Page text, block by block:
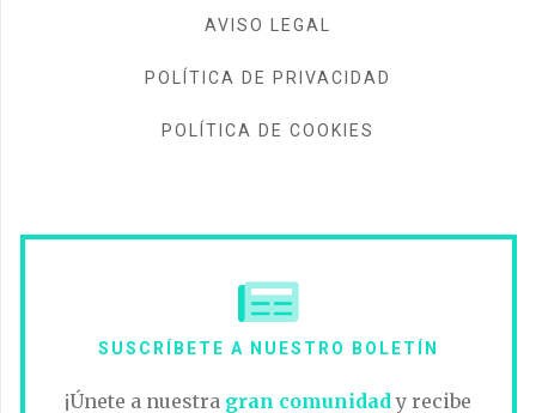
AVISO LEGAL
POLÍTICA DE PRIVACIDAD
POLÍTICA DE COOKIES
SUSCRÍBETE A NUESTRO BOLETÍN
¡Únete a nuestra gran comunidad y recibe